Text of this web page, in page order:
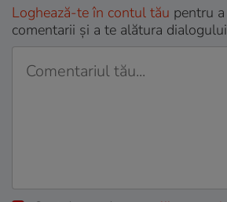
Loghează-te în contul tău pentru
comentarii și a te alătura